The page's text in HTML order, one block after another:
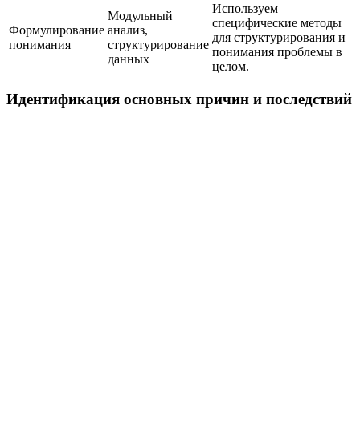
Формулирование
понимания
Модульный
анализ,
структурирование
данных
Используем
специфические методы
для структурирования и
понимания проблемы в
целом.
Идентификация основных причин и последствий